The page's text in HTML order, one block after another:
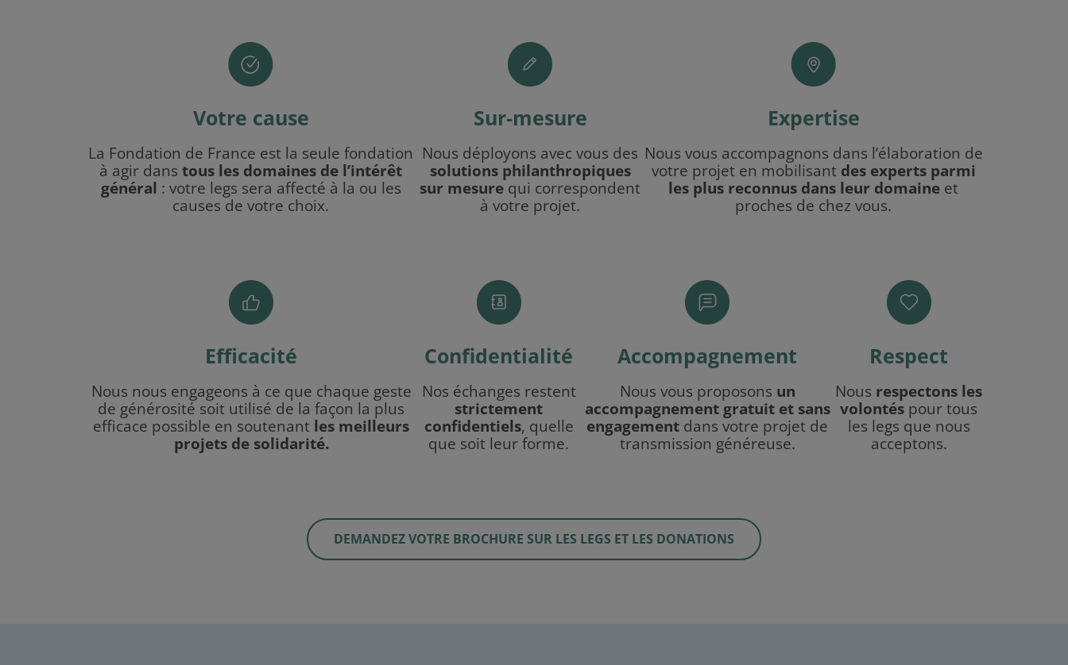
Votre cause
La Fondation de France est la seule fondation
à agir dans tous les domaines de l’intérêt
général : votre legs sera affecté à la ou les
causes de votre choix.
Sur-mesure
Nous déployons avec vous des
solutions philanthropiques
sur mesure qui correspondent
à votre projet.
Expertise
Nous vous accompagnons dans l’élaboration de
votre projet en mobilisantdes experts parmi
les plus reconnus dans leur domaine et
proches de chez vous.
Efficacité
Nous nous engageons à ce que chaque geste
de générosité soit utilisé de la façon la plus
efficace possible en soutenant les meilleurs
projets de solidarité.
Confidentialité
Nos échanges restent
strictement
confidentiels, quelle
que soit leur forme.
Accompagnement
Nous vous proposons un
accompagnement gratuit et sans
engagement dans votre projet de
transmission généreuse.
Respect
Nous respectons les
volontés pour tous
les legs que nous
acceptons.
DEMANDEZ VOTRE BROCHURE SUR LES LEGS ET LES DONATIONS